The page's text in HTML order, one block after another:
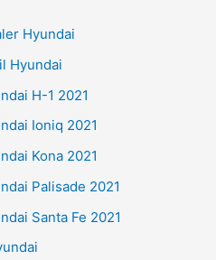
Hyundai
Hyundai
H-1 2021
Ioniq 2021
Kona 2021
Palisade 2021
Santa Fe 2021